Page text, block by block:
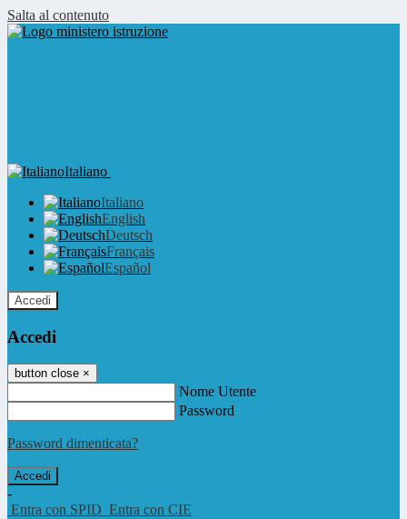
Salta al contenuto
Italiano
Italiano
English
Deutsch
Français
Español
Accedi
Accedi
button close ×
Nome Utente
Password
Password dimenticata?
-
Entra con SPID Entra con CIE